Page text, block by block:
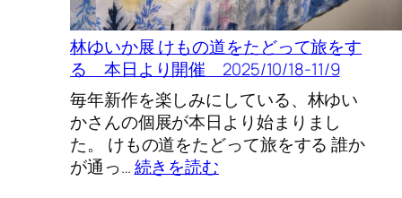
展
林ゆいか展 けもの道をたどって旅をす
る 本日より開催 2025/10/18-11/9
毎年新作を楽しみにしている、林ゆい
かさんの個展が本日より始まりまし
た。 けもの道をたどって旅をする 誰か
が通っ…続きを読む